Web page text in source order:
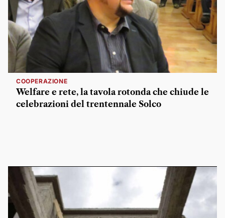
COOPERAZIONE
Welfare e rete, la tavola rotonda che chiude le
celebrazioni del trentennale Solco